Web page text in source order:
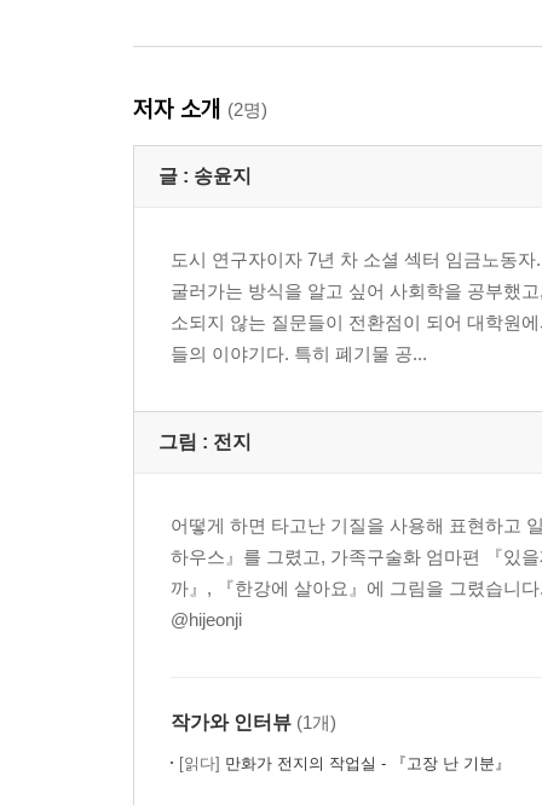
저자 소개 (2명)
글 : 송윤지
도시 연구자이자 7년 차 소셜 섹터 임금노동
굴러가는 방식을 알고 싶어 사회학을 공부했
소되지 않는 질문들이 전환점이 되어 대학원
들의 이야기다. 특히 폐기물 공...
그림 : 전지
어떻게 하면 타고난 기질을 사용해 표현하고
하우스』를 그렸고, 가족구술화 엄마편 『있
까』, 『한강에 살아요』에 그림을 그렸습니
@hijeonji
작가와 인터뷰 (1개)
[읽다] 만화가 전지의 작업실 - 『고장 난 기분』